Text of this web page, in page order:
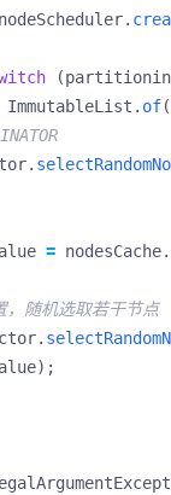
nodeScheduler.
(
ImmutableList . of(
.
= nodesCache.
随机选取若干节点
.
);